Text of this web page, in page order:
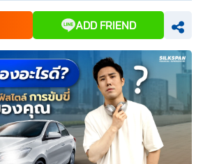
ณฑ์หรือบริการต่างๆ หรือเพื่อกิจกรรมอื่นๆ
ายละเอียดนโยบายคุ้มครองข้อมูลส่วนบุคคล
องข้อมูลส่วนบุคคลได้ที่เว็บไซต์คำประกาศ
ส่วนตัวก่อนให้ความยินยอม ทั้งนี้ ก่อนการ
จ้าได้อ่านรายละเอียดจากเอกสารชี้แจงข้อมูล
ยจากหน่วยงานถึงวัตถุประสงค์ในการเก็บ
ดเผยข้อมูลส่วนบุคคล (“ประมวลผลข้อมูล
วามเข้าใจดีแล้ว ข้าพเจ้าให้ความยินยอมหรือ
นยอมในเอกสารนี้ด้วยความสมัครใจ
หรือชักจูง และข้าพเจ้าทราบว่าข้าพเจ้า
นยอมนี้เสียเมื่อใดก็ได้ เว้นแต่ในกรณีมีข้อ
มายหรือยังมีสัญญาระหว่างข้าพเจ้ากับ
ชน์แก่ข้าพเจ้าอยู่ กรณีที่ข้าพเจ้าประสงค์จะไม่
ADD FRIEND